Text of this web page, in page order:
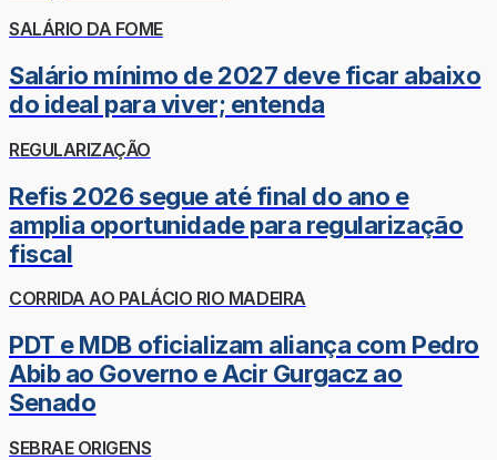
SALÁRIO DA FOME
Salário mínimo de 2027 deve ficar abaixo
do ideal para viver; entenda
REGULARIZAÇÃO
Refis 2026 segue até final do ano e
amplia oportunidade para regularização
fiscal
CORRIDA AO PALÁCIO RIO MADEIRA
PDT e MDB oficializam aliança com Pedro
Abib ao Governo e Acir Gurgacz ao
Senado
SEBRAE ORIGENS